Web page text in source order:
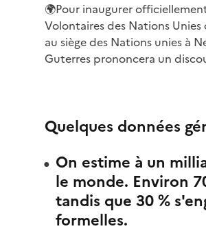
🌍Pour inaugurer
Volontaires des Nations
au siège des Nations unies à
Guterres prononcera un
Quelques données
On estime à un
le monde. Environ
tandis que 30 %
formelles.